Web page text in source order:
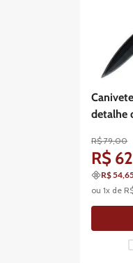
detalhe
R$ 79,00
R$ 62
R$
ou1x de